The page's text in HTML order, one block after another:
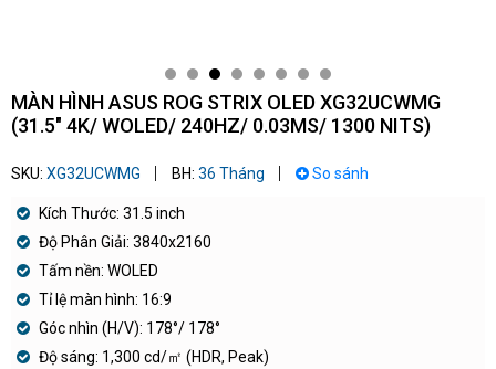
MÀN HÌNH ASUS ROG STRIX OLED XG32UCWMG
(31.5" 4K/ WOLED/ 240HZ/ 0.03MS/ 1300 NITS)
SKU: XG32UCWMG BH: 36 Tháng So sánh
Kích Thước: 31.5 inch
Độ Phân Giải: 3840x2160
Tấm nền: WOLED
Tỉ lệ màn hình: 16:9
Góc nhìn (H/V): 178°/ 178°
Độ sáng: 1,300 cd/㎡ (HDR, Peak)